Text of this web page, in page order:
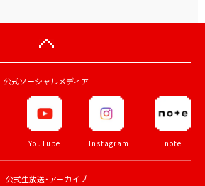
公式ソーシャルメディア
YouTube Instagram note
公式生放送・アーカイブ